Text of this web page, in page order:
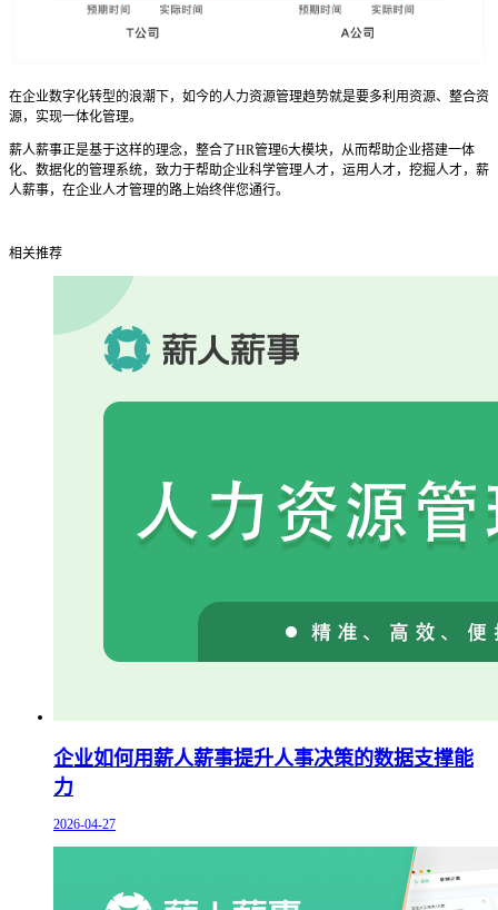
在企业数字化转型的浪潮下，如今的人力资源管理趋势就是要多利用资源、整合资
源，实现一体化管理。
薪人薪事正是基于这样的理念，整合了HR管理6大模块，从而帮助企业搭建一体
化、数据化的管理系统，致力于帮助企业科学管理人才，运用人才，挖掘人才，薪
人薪事，在企业人才管理的路上始终伴您通行。
相关推荐
企业如何用薪人薪事提升人事决策的数据支撑能
力
2026-04-27